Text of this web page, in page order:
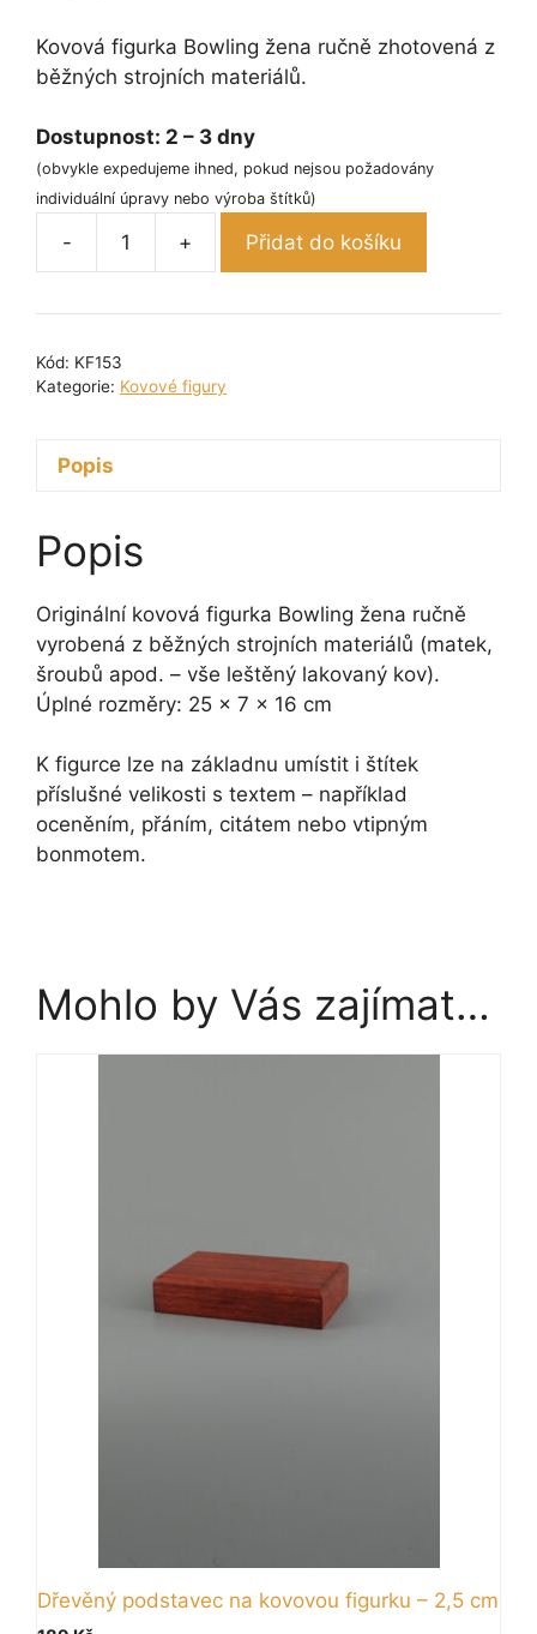
Kovová figurka Bowling žena ručně zhotovená z
běžných strojních materiálů.
Dostupnost: 2 – 3 dny
(obvykle expedujeme ihned, pokud nejsou požadovány
individuální úpravy nebo výroba štítků)
-
Kovová
-
+ Přidat do košíku
Kód: KF153
Kategorie: Kovové figury
Popis
Popis
Originální kovová figurka Bowling žena ručně
vyrobená z běžných strojních materiálů (matek,
šroubů apod. – vše leštěný lakovaný kov).
Úplné rozměry: 25 x 7 x 16 cm
K figurce lze na základnu umístit i štítek
příslušné velikosti s textem – například
oceněním, přáním, citátem nebo vtipným
bonmotem.
Mohlo by Vás zajímat…
Dřevěný podstavec na kovovou figurku – 2,5 cm